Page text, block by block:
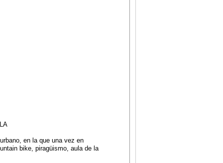
en la que una vez en
bike, piragüismo, aula de la